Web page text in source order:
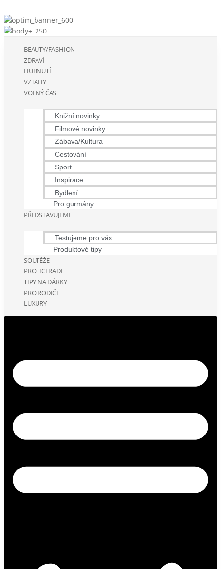
BEAUTY/FASHION
ZDRAVÍ
HUBNUTÍ
VZTAHY
VOLNÝ ČAS
Knižní novinky
Filmové novinky
Zábava/Kultura
Cestování
Sport
Inspirace
Bydlení
Pro gurmány
PŘEDSTAVUJEME
Testujeme pro vás
Produktové tipy
SOUTĚŽE
PROFÍCI RADÍ
TIPY NA DÁRKY
PRO RODIČE
LUXURY